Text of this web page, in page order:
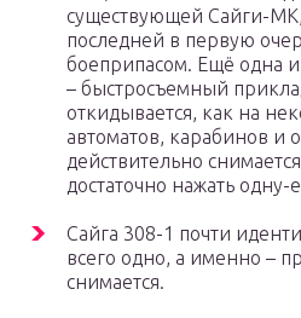
существующей Сайги-МК,
последней в первую
боеприпасом. Ещё одна
– быстросъемный
откидывается, как на
автоматов, карабинов и
действительно
достаточно нажать
Сайга 308-1 почти
всего одно, а именно –
снимается.